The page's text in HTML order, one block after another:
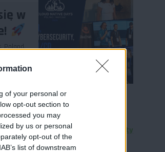
of your personal or
opt-out section to
you may
by us or personal
opt-out of the
list of downstream
w
Poland.
którzy
Zobacz wszystkie posty